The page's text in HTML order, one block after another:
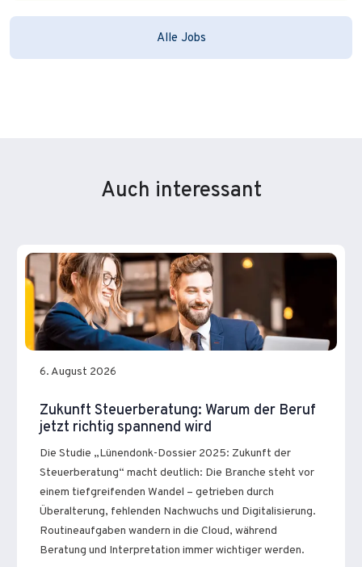
Alle Jobs
Auch interessant
6. August 2026
Zukunft Steuerberatung: Warum der Beruf
jetzt richtig spannend wird
Die Studie „Lünendonk-Dossier 2025: Zukunft der
Steuerberatung“ macht deutlich: Die Branche steht vor
einem tiefgreifenden Wandel – getrieben durch
Überalterung, fehlenden Nachwuchs und Digitalisierung.
Routineaufgaben wandern in die Cloud, während
Beratung und Interpretation immer wichtiger werden.